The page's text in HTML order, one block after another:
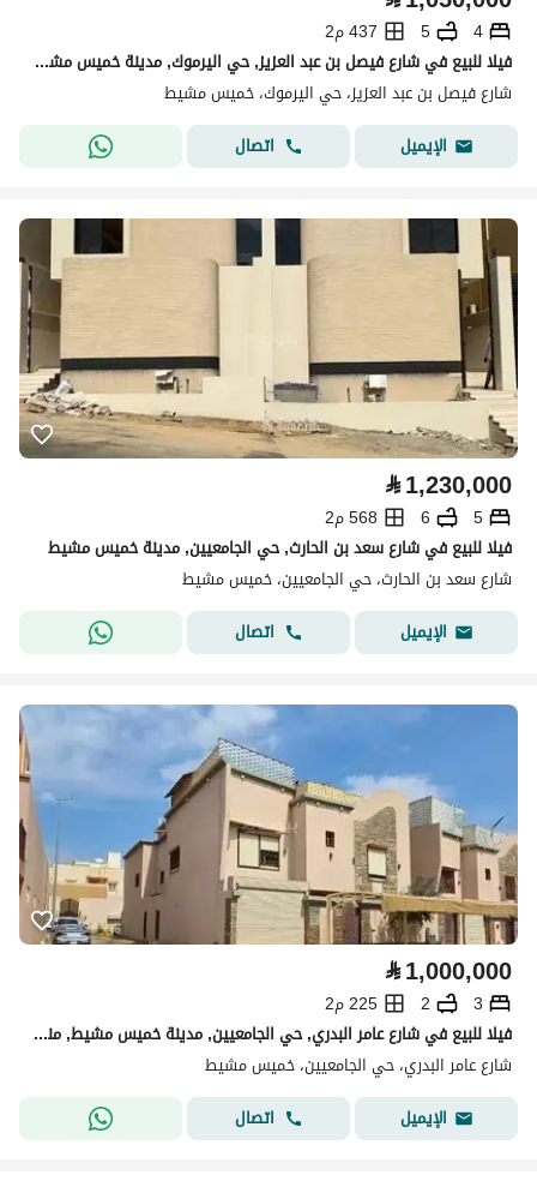
4
5
437 م2
فيلا للبيع في شارع فيصل بن عبد العزيز, حي اليرموك, مدينة خميس مشيط
شارع فيصل بن عبد العزيز، حي اليرموك، خميس مشيط
الإيميل
اتصال
⃁1,230,000
5
6
568 م2
فيلا للبيع في شارع سعد بن الحارث, حي الجامعيين, مدينة خميس مشيط
شارع سعد بن الحارث، حي الجامعيين، خميس مشيط
الإيميل
اتصال
⃁1,000,000
3
2
225 م2
فيلا للبيع في شارع عامر البدري, حي الجامعيين, مدينة خميس مشيط, منطقة عسير
شارع عامر البدري، حي الجامعيين، خميس مشيط
الإيميل
اتصال